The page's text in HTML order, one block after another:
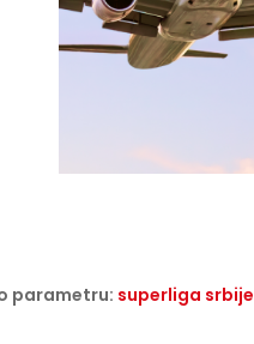
parametru: superliga srbije